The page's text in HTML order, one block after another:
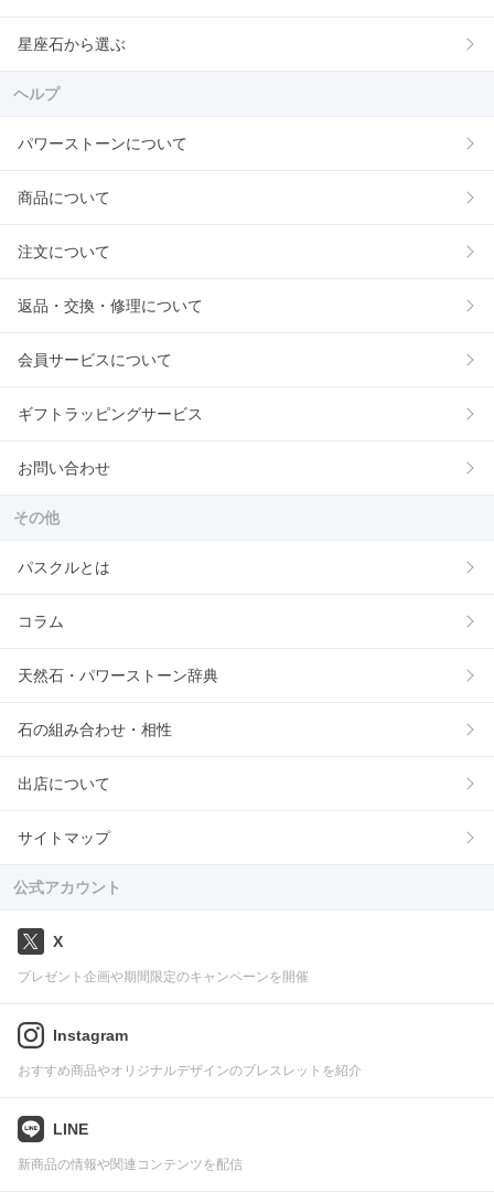
星座石から選ぶ
ヘルプ
パワーストーンについて
商品について
注文について
返品・交換・修理について
会員サービスについて
ギフトラッピングサービス
お問い合わせ
その他
パスクルとは
コラム
天然石・パワーストーン辞典
石の組み合わせ・相性
出店について
サイトマップ
公式アカウント
X
プレゼント企画や期間限定のキャンペーンを開催
Instagram
おすすめ商品やオリジナルデザインのブレスレットを紹介
LINE
新商品の情報や関連コンテンツを配信